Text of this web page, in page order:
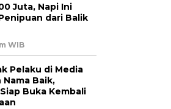
Juta, Napi Ini
dari Balik
WIB
Pelaku di Media
Nama Baik,
Buka Kembali